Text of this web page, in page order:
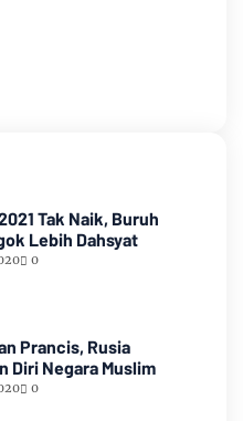
Tak Naik, Buruh
Lebih Dahsyat
0
Prancis, Rusia
Diri Negara Muslim
0